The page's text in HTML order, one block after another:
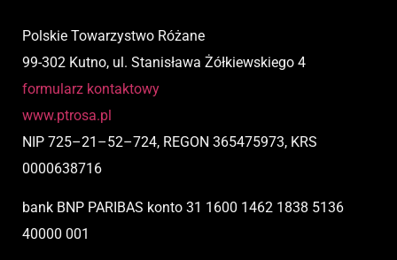
Polskie Towarzystwo Różane
99-302 Kutno, ul. Stanisława Żółkiewskiego 4
formularz kontaktowy
www.ptrosa.pl
NIP 725–21 –52–724, REGON 365475973, KRS
0000638716
bank BNP PARIBAS konto 31 1600 1462 1838 5136
40000 001